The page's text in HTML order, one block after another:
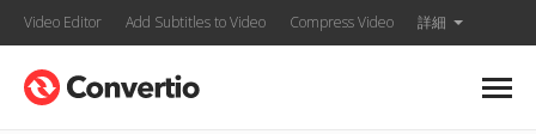
Video Editor Add Subtitles to Video Compress Video 詳細